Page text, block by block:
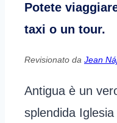
Potete
taxi o un tour.
Revisionato da Jean
Antigua è un
splendida